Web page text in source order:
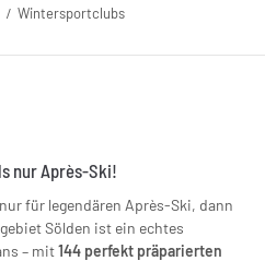
Wintersportclubs
nur Après-Ski!
für legendären Après-Ski, dann
Sölden ist ein echtes
– mit144 perfekt präparierten